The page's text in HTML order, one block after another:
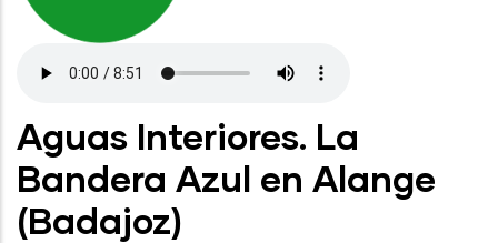
Aguas Interiores. La
Bandera Azul en Alange
(Badajoz)